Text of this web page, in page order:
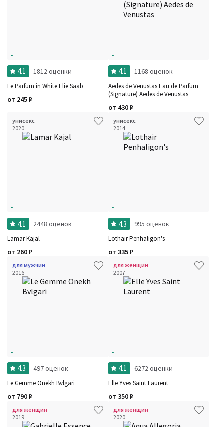
4.1 1812 оценки
Le Parfum in White Elie Saab
от 245₽
4.1 1168 оценок
Aedes de Venustas Eau de Parfum
(Signature) Aedes de Venustas
от 430₽
унисекс
2020
4.1 2448 оценок
Lamar Kajal
от 260₽
унисекс
2014
4.3 995 оценок
Lothair Penhaligon's
от 335₽
для мужчин
2016
4.3 497 оценок
Le Gemme Onekh Bvlgari
от 790₽
для женщин
2007
4.1 6272 оценки
Elle Yves Saint Laurent
от 350₽
для женщин
2019
для женщин
2020